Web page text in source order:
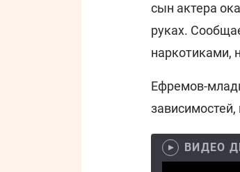
сын актера
руках.
наркотиками,
Ефремов-
ВИДЕО